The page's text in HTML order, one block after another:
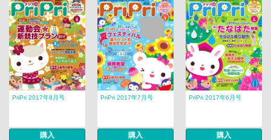
PriPri 2017年8月号
購入
PriPri 2017年7月号
購入
PriPri 2017年6月号
購入